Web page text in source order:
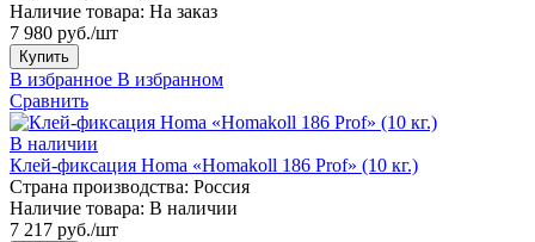
Наличие товара: На заказ
7 980 руб./шт
Купить
В избранное В избранном
Сравнить
В наличии
Клей-фиксация Homa «Homakoll 186 Prof» (10 кг.)
Страна производства: Россия
Наличие товара: В наличии
7 217 руб./шт